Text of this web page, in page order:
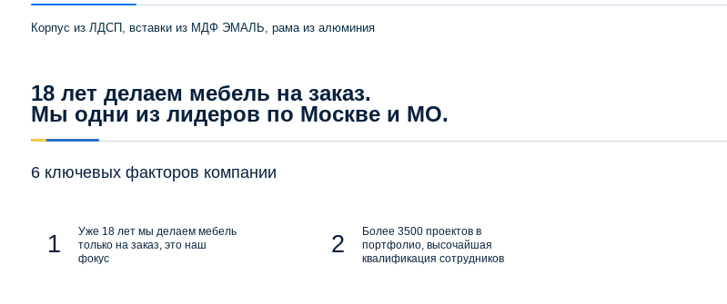
Корпус из ЛДСП, вставки из МДФ ЭМАЛЬ, рама из алюминия
18 лет делаем мебель на заказ.
Мы одни из лидеров по Москве и МО.
6 ключевых факторов компании
Уже 18 лет мы делаем мебель
только на заказ, это наш
фокус
Более 3500 проектов в
портфолио, высочайшая
квалификация сотрудников